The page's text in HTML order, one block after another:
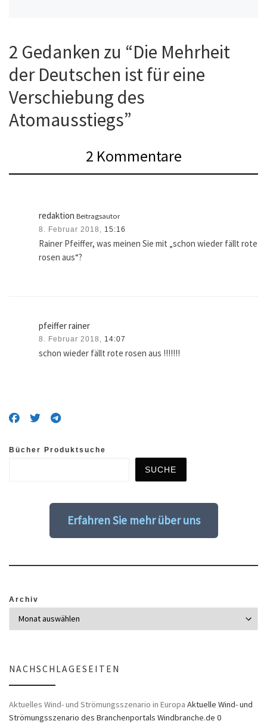
2 Gedanken zu “Die Mehrheit
der Deutschen ist für eine
Verschiebung des
Atomausstiegs”
2 Kommentare
redaktionBeitragsautor
8. Februar 2018, 15:16
Rainer Pfeiffer, was meinen Sie mit „schon wieder fällt rote
rosen aus“?
pfeiffer rainer
8. Februar 2018, 14:07
schon wieder fällt rote rosen aus !!!!!!!
Bücher Produktsuche
SUCHE
Erfahren Sie mehr über uns
Archiv
NACHSCHLAGESEITEN
Aktuelles Wind- und Strömungsszenario in Europa Aktuelle Wind- und
Strömungsszenario des Branchenportals Windbranche.de 0